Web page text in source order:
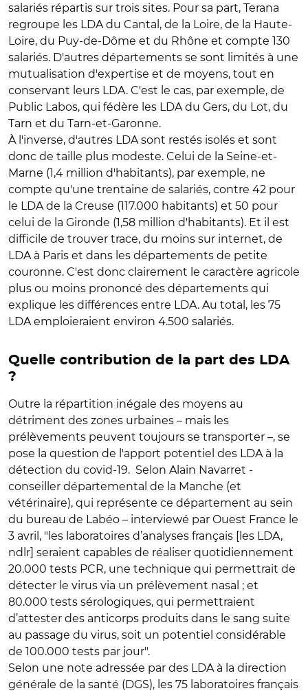
salariés répartis sur trois sites. Pour sa part, Terana
regroupe les LDA du Cantal, de la Loire, de la Haute-
Loire, du Puy-de-Dôme et du Rhône et compte 130
salariés. D'autres départements se sont limités à une
mutualisation d'expertise et de moyens, tout en
conservant leurs LDA. C'est le cas, par exemple, de
Public Labos, qui fédère les LDA du Gers, du Lot, du
Tarn et du Tarn-et-Garonne.
À l'inverse, d'autres LDA sont restés isolés et sont
donc de taille plus modeste. Celui de la Seine-et-
Marne (1,4 million d'habitants), par exemple, ne
compte qu'une trentaine de salariés, contre 42 pour
le LDA de la Creuse (117.000 habitants) et 50 pour
celui de la Gironde (1,58 million d'habitants). Et il est
difficile de trouver trace, du moins sur internet, de
LDA à Paris et dans les départements de petite
couronne. C'est donc clairement le caractère agricole
plus ou moins prononcé des départements qui
explique les différences entre LDA. Au total, les 75
LDA emploieraient environ 4.500 salariés.
Quelle contribution de la part des LDA
?
Outre la répartition inégale des moyens au
détriment des zones urbaines – mais les
prélèvements peuvent toujours se transporter –, se
pose la question de l'apport potentiel des LDA à la
détection du covid-19. Selon Alain Navarret -
conseiller départemental de la Manche (et
vétérinaire), qui représente ce département au sein
du bureau de Labéo – interviewé par Ouest France le
3 avril, "les laboratoires d’analyses français [les LDA,
ndlr] seraient capables de réaliser quotidiennement
20.000 tests PCR, une technique qui permettrait de
détecter le virus via un prélèvement nasal ; et
80.000 tests sérologiques, qui permettraient
d’attester des anticorps produits dans le sang suite
au passage du virus, soit un potentiel considérable
de 100.000 tests par jour".
Selon une note adressée par des LDA à la direction
générale de la santé (DGS), les 75 laboratoires français